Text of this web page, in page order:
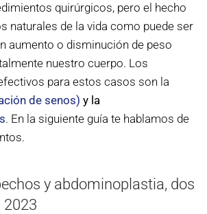
quirúrgicos, pero el hecho
naturales de la vida como puede ser
aumento o disminución de peso
nuestro cuerpo. Los
para estos casos son la
de senos) y la
. En la siguiente guía te hablamos de
y abdominoplastia, dos
2023